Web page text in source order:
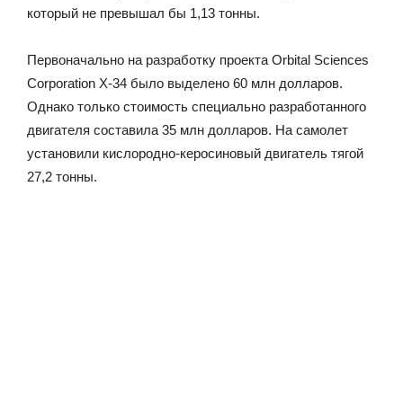
который не превышал бы 1,13 тонны.
Первоначально на разработку проекта Orbital Sciences
Corporation Х-34 было выделено 60 млн долларов.
Однако только стоимость специально разработанного
двигателя составила 35 млн долларов. На самолет
установили кислородно-керосиновый двигатель тягой
27,2 тонны.